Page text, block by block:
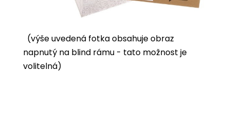
(výše uvedená fotka obsahuje obraz
napnutý na blind rámu - tato možnost je
volitelná)